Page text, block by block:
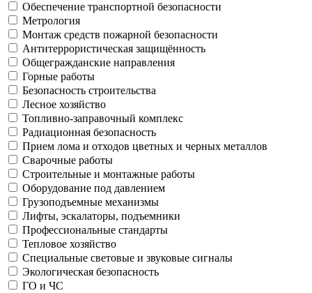
Обеспечение транспортной безопасности
Метрология
Монтаж средств пожарной безопасности
Антитеррористическая защищённость
Общегражданские направления
Горные работы
Безопасность строительства
Лесное хозяйство
Топливно-заправочный комплекс
Радиационная безопасность
Прием лома и отходов цветных и черных металлов
Сварочные работы
Строительные и монтажные работы
Оборудование под давлением
Грузоподъемные механизмы
Лифты, эскалаторы, подъемники
Профессиональные стандарты
Тепловое хозяйство
Специальные световые и звуковые сигналы
Экологическая безопасность
ГО и ЧС